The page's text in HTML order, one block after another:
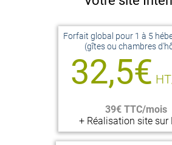
Forfait global pour 1 à 5
(gîtes ou chambres
32,5€
39€ TTC/mois
+ Réalisation site sur